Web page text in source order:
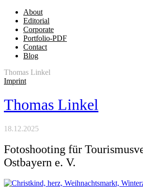
About
Editorial
Corporate
Portfolio-PDF
Contact
Blog
Thomas Linkel
Imprint
Thomas Linkel
18.12.2025
Fotoshooting für
Ostbayern e. V.